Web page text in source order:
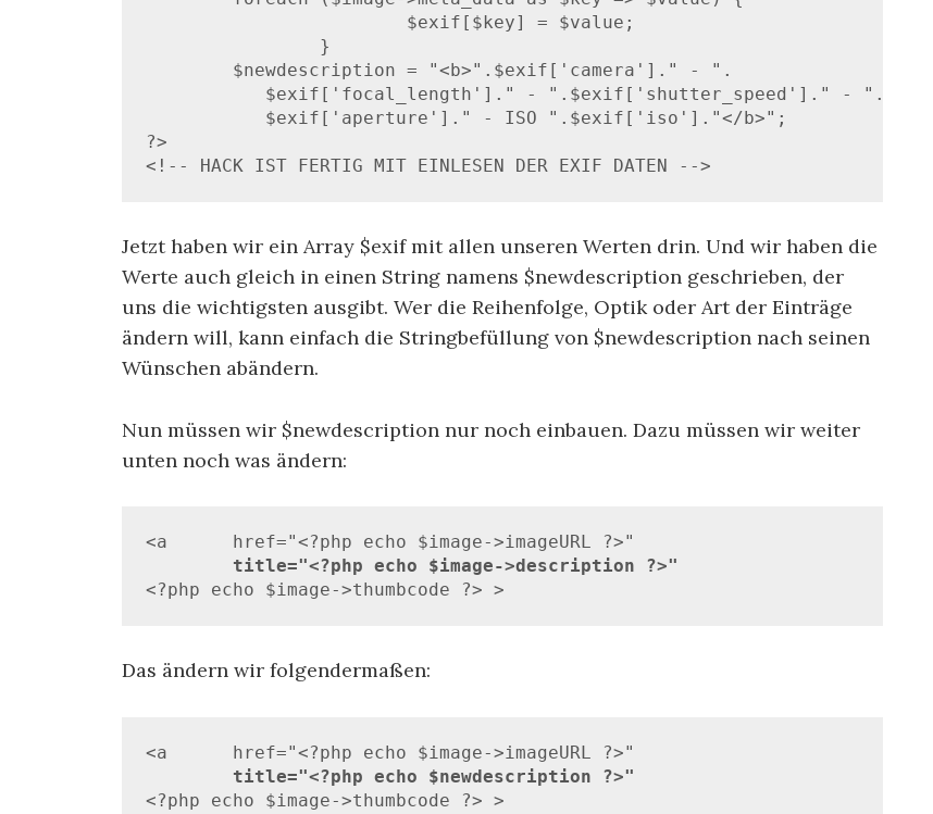
?>
<!-- HACK IST FERTIG MIT EINLESEN DER EXIF DATEN -->
Jetzt haben wir ein Array $exif mit allen unseren Werten drin. Und wir haben die
Werte auch gleich in einen String namens $newdescription geschrieben, der
uns die wichtigsten ausgibt. Wer die Reihenfolge, Optik oder Art der Einträge
ändern will, kann einfach die Stringbefüllung von $newdescription nach seinen
Wünschen abändern.
Nun müssen wir $newdescription nur noch einbauen. Dazu müssen wir weiter
unten noch was ändern:
<a 	href="<?php echo $image->imageURL ?>"
title="<?php echo $image->description ?>"
<?php echo $image->thumbcode ?> >
Das ändern wir folgendermaßen:
<a 	href="<?php echo $image->imageURL ?>"
title="<?php echo $newdescription ?>"
<?php echo $image->thumbcode ?> >